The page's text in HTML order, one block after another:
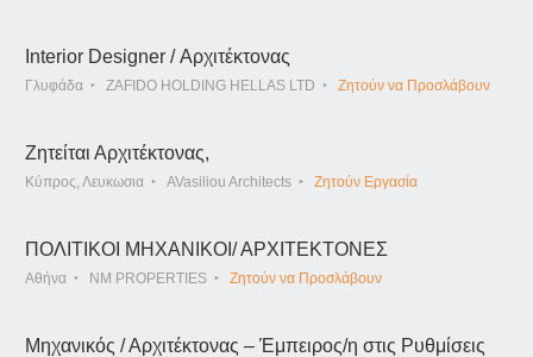
Interior Designer / Αρχιτέκτονας
Γλυφάδα ZAFIDO HOLDING HELLAS LTD Ζητούν να Προσλάβουν
Ζητείται Αρχιτέκτονας,
Κύπρος, Λευκωσια AVasiliou Architects Ζητούν Εργασία
ΠΟΛΙΤΙΚΟΙ ΜΗΧΑΝΙΚΟΙ/ ΑΡΧΙΤΕΚΤΟΝΕΣ
Αθήνα NM PROPERTIES Ζητούν να Προσλάβουν
Μηχανικός / Αρχιτέκτονας – Έμπειρος/η στις Ρυθμίσεις